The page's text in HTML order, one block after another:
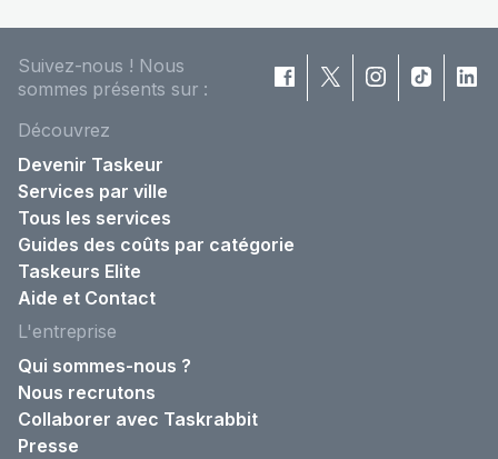
Suivez-nous ! Nous
sommes présents sur :
Découvrez
Devenir Taskeur
Services par ville
Tous les services
Guides des coûts par catégorie
Taskeurs Elite
Aide et Contact
L'entreprise
Qui sommes-nous ?
Nous recrutons
Collaborer avec Taskrabbit
Presse